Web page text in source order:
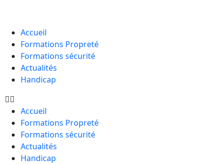
Accueil
Formations Propreté
Formations sécurité
Actualités
Handicap
Accueil
Formations Propreté
Formations sécurité
Actualités
Handicap